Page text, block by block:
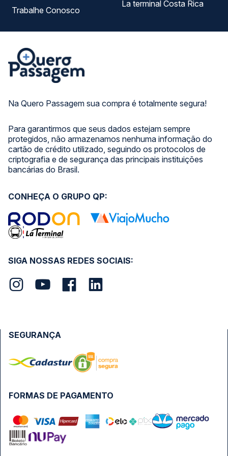
Na Quero Passagem sua compra é totalmente segura!
Para garantirmos que seus dados estejam sempre
protegidos, não armazenamos nenhuma informação do
cartão de crédito utilizado, seguindo os protocolos de
criptografia e de segurança das principais instituições
bancárias do Brasil.
Trabalhe Conosco
La terminal Costa Rica
SIGA NOSSAS REDES SOCIAIS:
CONHEÇA O GRUPO QP:
FORMAS DE PAGAMENTO
SEGURANÇA